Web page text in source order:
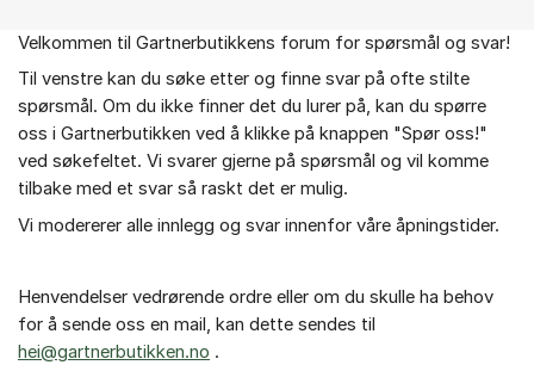
Om forumet
Velkommen til Gartnerbutikkens forum for spørsmål og svar!
Til venstre kan du søke etter og finne svar på ofte stilte
spørsmål. Om du ikke finner det du lurer på, kan du spørre
oss i Gartnerbutikken ved å klikke på knappen "Spør oss!"
ved søkefeltet. Vi svarer gjerne på spørsmål og vil komme
tilbake med et svar så raskt det er mulig.
Vi modererer alle innlegg og svar innenfor våre åpningstider.
Henvendelser vedrørende ordre eller om du skulle ha behov
for å sende oss en mail, kan dette sendes til
hei@gartnerbutikken.no .